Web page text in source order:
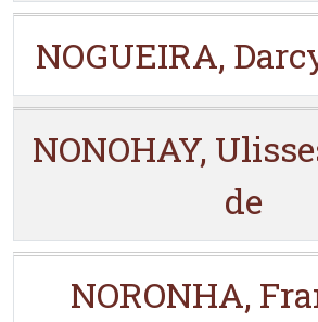
NOGUEIRA,
NONOHAY,
de
NORONHA,